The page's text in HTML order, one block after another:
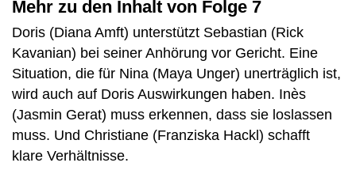
Mehr zu den Inhalt von Folge 7
Doris (Diana Amft) unterstützt Sebastian (Rick
Kavanian) bei seiner Anhörung vor Gericht. Eine
Situation, die für Nina (Maya Unger) unerträglich ist,
wird auch auf Doris Auswirkungen haben. Inès
(Jasmin Gerat) muss erkennen, dass sie loslassen
muss. Und Christiane (Franziska Hackl) schafft
klare Verhältnisse.